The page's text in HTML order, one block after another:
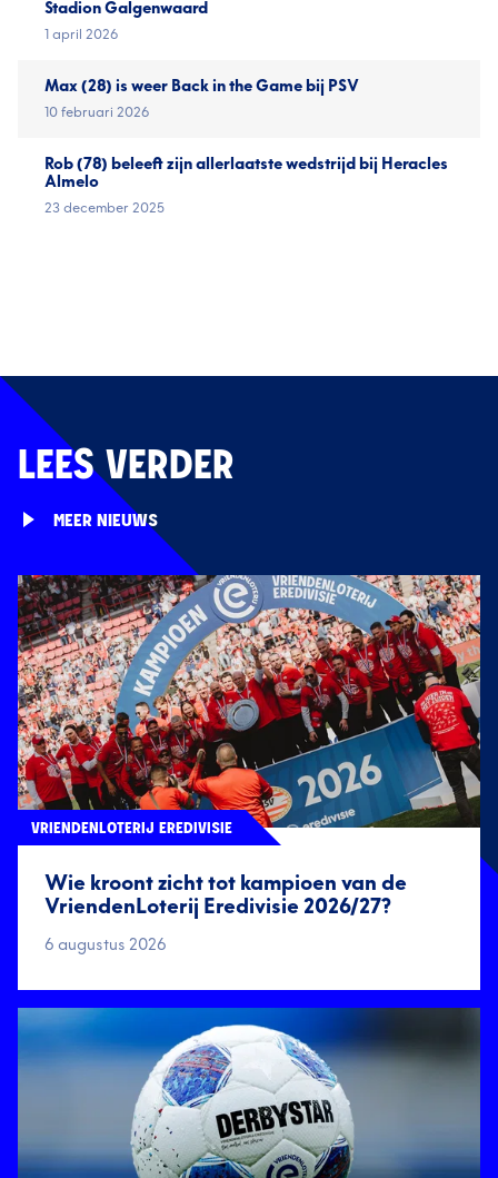
Stadion Galgenwaard
1 april 2026
Max (28) is weer Back in the Game bij PSV
10 februari 2026
Rob (78) beleeft zijn allerlaatste wedstrijd bij Heracles
Almelo
23 december 2025
LEES VERDER
MEER NIEUWS
Wie kroont zicht tot kampioen van de
VriendenLoterij Eredivisie 2026/27?
VRIENDENLOTERIJ EREDIVISIE
6 augustus 2026